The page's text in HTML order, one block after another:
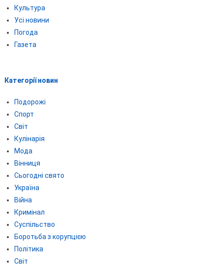
Культура
Усі новини
Погода
Газета
Категорії новин
Подорожі
Спорт
Світ
Кулінарія
Мода
Вінниця
Сьогодні свято
Україна
Війна
Кримінал
Суспільство
Боротьба з корупцією
Політика
Світ